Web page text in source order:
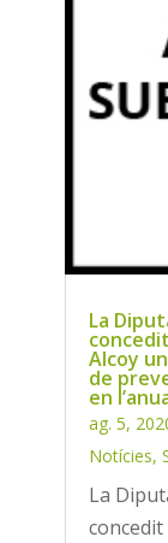
La
Alcoy
de
en
ag. 5,
Notícies,
La